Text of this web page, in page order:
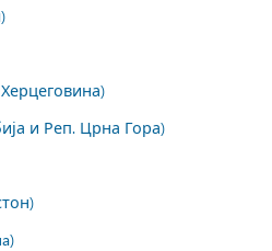
и Реп. Црна Гора)